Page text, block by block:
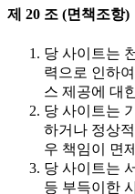
제 20 조 (면책조항)
당 사이트는
력으로 인하
스 제공에 대
당 사이트는
하거나 정상
우 책임이 면
당 사이트는
등 부득이한